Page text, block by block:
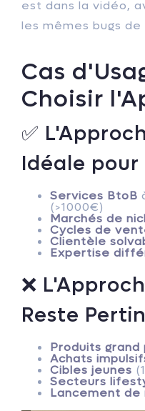
est dans la vidéo,
les mêmes bugs de
Cas
Choisir
✅
Idéale pour
Services BtoB
(>1000€)
Marchés de
Cycles de
Clientèle
Expertise
❌
Reste
Produits grand
Achats
Cibles jeunes
Secteurs
Lancement